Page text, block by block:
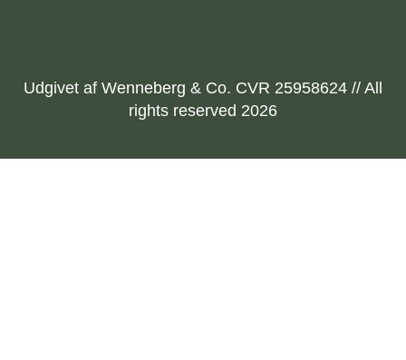
Udgivet af Wenneberg & Co. CVR 25958624 // All
rights reserved 2026